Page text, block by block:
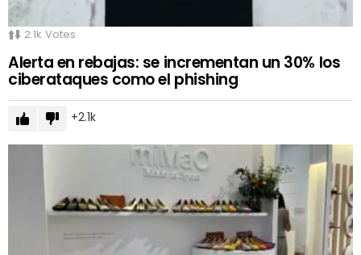
2.1k Votes
Alerta en rebajas: se incrementan un 30% los
ciberataques como el phishing
2.1k